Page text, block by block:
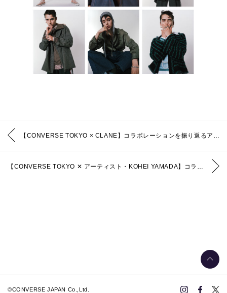
【CONVERSE TOKYO × CLANE】コラボレーションを振り返るアーカイブコレクションを発売
【CONVERSE TOKYO ✕ アーティスト・KOHEI YAMADA】コラボレーション
©CONVERSE JAPAN Co.,Ltd.